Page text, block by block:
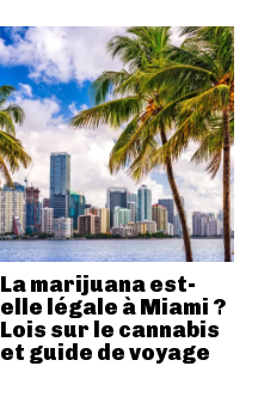
La marijuana est-
elle légale à Miami ?
Lois sur le cannabis
et guide de voyage